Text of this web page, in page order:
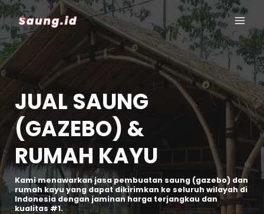
JUAL SAUNG
(GAZEBO) &
RUMAH KAYU
Kami menawarkan jasa pembuatan saung (gazebo) dan
rumah kayu yang dapat dikirimkan ke seluruh wilayah di
Indonesia dengan jaminan harga terjangkau dan
kualitas #1.